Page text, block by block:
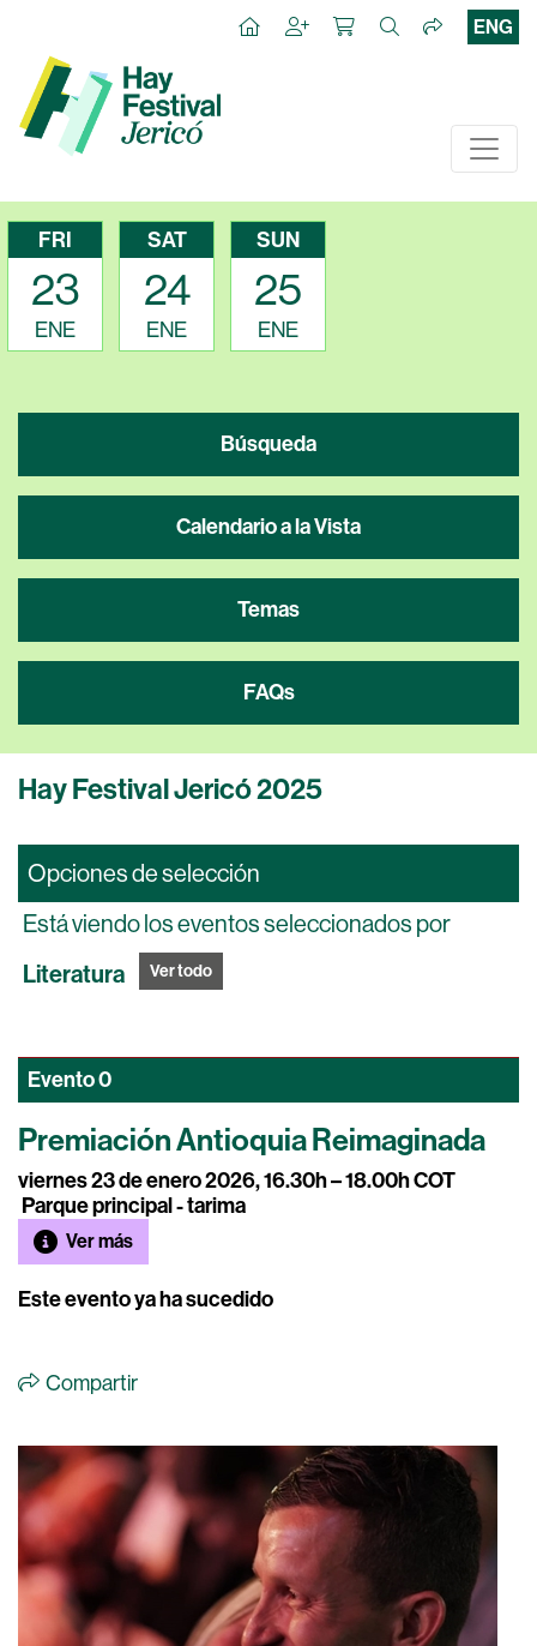
ENG
FRI
23
ENE
SAT
24
ENE
SUN
25
ENE
Búsqueda
Calendario a la Vista
Temas
FAQs
Hay Festival Jericó 2025
Opciones de selección
Está viendo los eventos seleccionados por
Literatura Ver todo
Evento0
Premiación Antioquia Reimaginada
viernes 23 de enero 2026, 16.30h – 18.00h COT
Parque principal - tarima
Ver más
Este evento ya ha sucedido
Compartir